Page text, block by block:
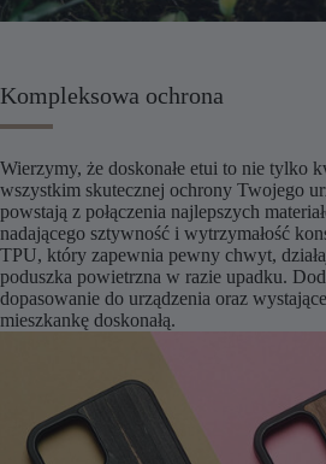
Kompleksowa ochrona
Wierzymy, że doskonałe etui to nie tylko
wszystkim skutecznej ochrony Twojego
powstają z połączenia najlepszych
nadającego sztywność i wytrzymałość
TPU, który zapewnia pewny chwyt,
poduszka powietrzna w razie upadku.
dopasowanie do urządzenia oraz
mieszkankę doskonałą.